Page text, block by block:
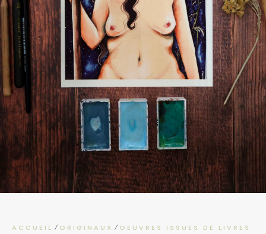
ACCUEIL / ORIGINAUX / OEUVRES ISSUES DE LIVRES